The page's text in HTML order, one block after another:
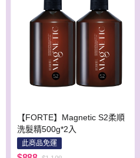
【FORTE】Magnetic S2柔順
洗髮精500g*2入
此商品免運